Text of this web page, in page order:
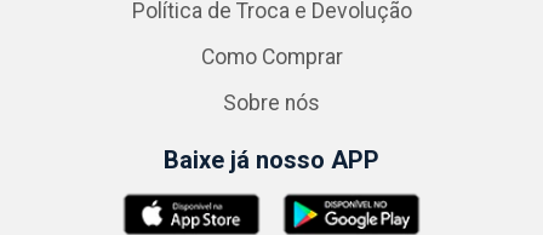
Política de Troca e Devolução
Como Comprar
Sobre nós
Baixe já nosso APP